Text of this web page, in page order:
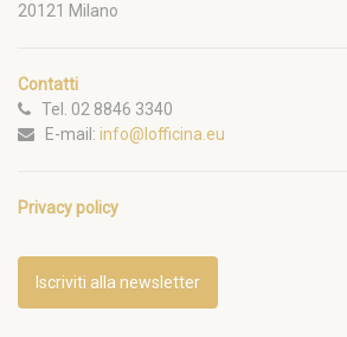
20121 Milano
Contatti
Tel. 02 8846 3340
E-mail: info@lofficina.eu
Privacy policy
Iscriviti alla newsletter